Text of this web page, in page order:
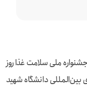
ملی سلامت غذا روز
همایش‌های بین‌المللی دانشگاه شهید